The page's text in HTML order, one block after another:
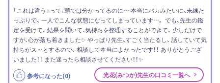
「これは違う」って、頭では分かってるのに… 本当にバカみたいに、未練た
っぷりで、 一人でこんな状態になってしまっています…。 でも、先生の鑑
定を受けて、 結果を聞いて、気持ちを整理することができて、 少しだけで
すが、心が落ち着きました✨ やっぱり先生、すごく当たるし、 話していて気
持ちがスッとするので、 相談して本当によかったです！！ ありがとうござ
いました！！ また迷ったら相談させてください！！✨
参考になった(0) 光花(みつか)先生の口コミ一覧へ